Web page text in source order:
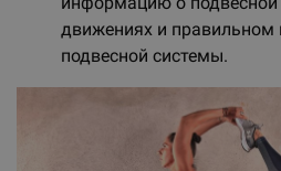
движениях и правильном
подвесной системы.